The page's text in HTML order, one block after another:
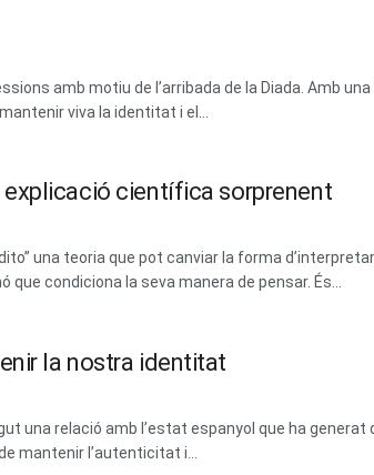
amb motiu de l’arribada de la Diada. Amb
viva la identitat i el...
científica sorprenent
una teoria que pot canviar la forma
condiciona la seva manera de pensar. És...
la nostra identitat
una relació amb l’estat espanyol que ha
mantenir l’autenticitat i...